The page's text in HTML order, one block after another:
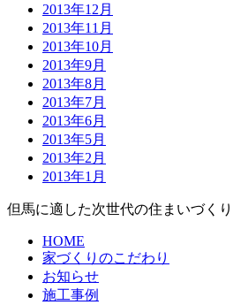
2013年12月
2013年11月
2013年10月
2013年9月
2013年8月
2013年7月
2013年6月
2013年5月
2013年2月
2013年1月
但馬に適した次世代の住まいづくり
HOME
家づくりのこだわり
お知らせ
施工事例